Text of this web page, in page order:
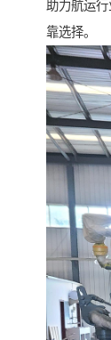
助力航运
靠选择。